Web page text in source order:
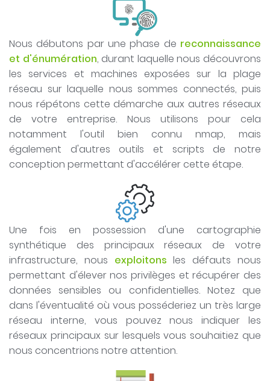
Nous débutons par une phase de reconnaissance
et d'énumération, durant laquelle nous découvrons
les services et machines exposées sur la plage
réseau sur laquelle nous sommes connectés, puis
nous répétons cette démarche aux autres réseaux
de votre entreprise. Nous utilisons pour cela
notamment l'outil bien connu nmap, mais
également d'autres outils et scripts de notre
conception permettant d'accélérer cette étape.
Une fois en possession d'une cartographie
synthétique des principaux réseaux de votre
infrastructure, nous exploitons les défauts nous
permettant d'élever nos privilèges et récupérer des
données sensibles ou confidentielles. Notez que
dans l'éventualité où vous posséderiez un très large
réseau interne, vous pouvez nous indiquer les
réseaux principaux sur lesquels vous souhaitiez que
nous concentrions notre attention.